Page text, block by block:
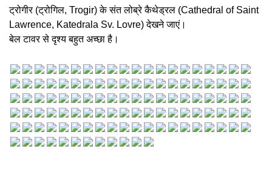
ट्रोगीर (ट्रोगिल, Trogir) के संत लोब्रे कैथेड्रल (Cathedral of Saint
Lawrence, Katedrala Sv. Lovre) देखने जाएं।
बेल टावर से दृश्य बहुत अच्छा है।